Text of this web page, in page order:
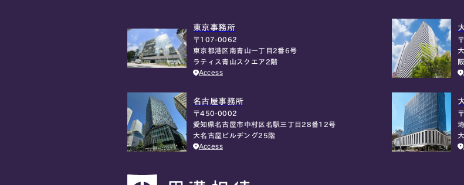
東京事務所
〒107-0062
東京都港区南青山一丁目2番6号
ラティス青山スクエア2階
Access
名古屋事務所
〒450-0002
愛知県名古屋市中村区名駅三丁目28番12号
大名古屋ビルヂング25階
Access